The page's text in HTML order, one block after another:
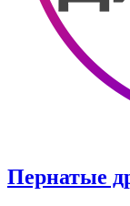
Пернатые